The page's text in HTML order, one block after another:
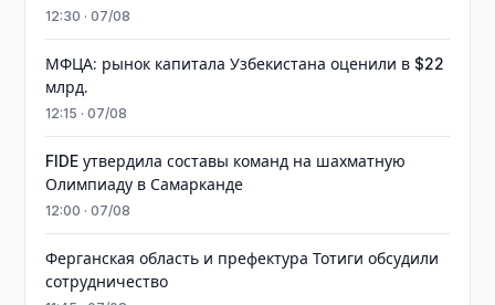
12:30 · 07/08
МФЦА: рынок капитала Узбекистана оценили в $22
млрд.
12:15 · 07/08
FIDE утвердила составы команд на шахматную
Олимпиаду в Самарканде
12:00 · 07/08
Ферганская область и префектура Тотиги обсудили
сотрудничество